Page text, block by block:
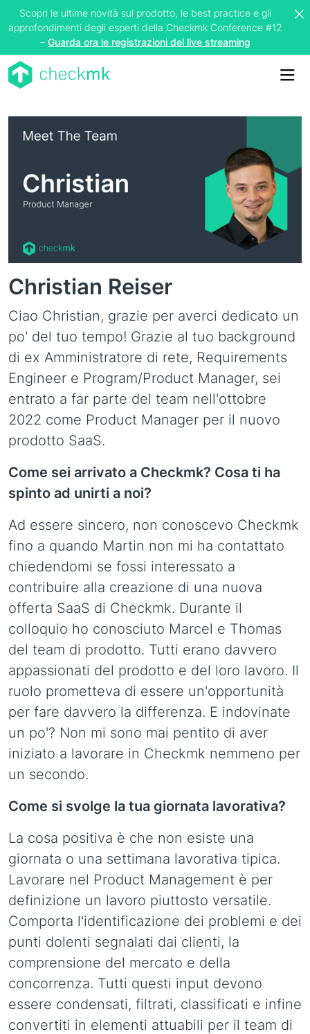
Scopri le ultime novità sul prodotto, le best practice e gli
approfondimenti degli esperti della Checkmk Conference #12
– Guarda ora le registrazioni del live streaming
Christian Reiser
Ciao Christian, grazie per averci dedicato un
po' del tuo tempo! Grazie al tuo background
di ex Amministratore di rete, Requirements
Engineer e Program/Product Manager, sei
entrato a far parte del team nell'ottobre
2022 come Product Manager per il nuovo
prodotto SaaS.
Come sei arrivato a Checkmk? Cosa ti ha
spinto ad unirti a noi?
Ad essere sincero, non conoscevo Checkmk
fino a quando Martin non mi ha contattato
chiedendomi se fossi interessato a
contribuire alla creazione di una nuova
offerta SaaS di Checkmk. Durante il
colloquio ho conosciuto Marcel e Thomas
del team di prodotto. Tutti erano davvero
appassionati del prodotto e del loro lavoro. Il
ruolo prometteva di essere un'opportunità
per fare davvero la differenza. E indovinate
un po'? Non mi sono mai pentito di aver
iniziato a lavorare in Checkmk nemmeno per
un secondo.
Come si svolge la tua giornata lavorativa?
La cosa positiva è che non esiste una
giornata o una settimana lavorativa tipica.
Lavorare nel Product Management è per
definizione un lavoro piuttosto versatile.
Comporta l'identificazione dei problemi e dei
punti dolenti segnalati dai clienti, la
comprensione del mercato e della
concorrenza. Tutti questi input devono
essere condensati, filtrati, classificati e infine
convertiti in elementi attuabili per il team di